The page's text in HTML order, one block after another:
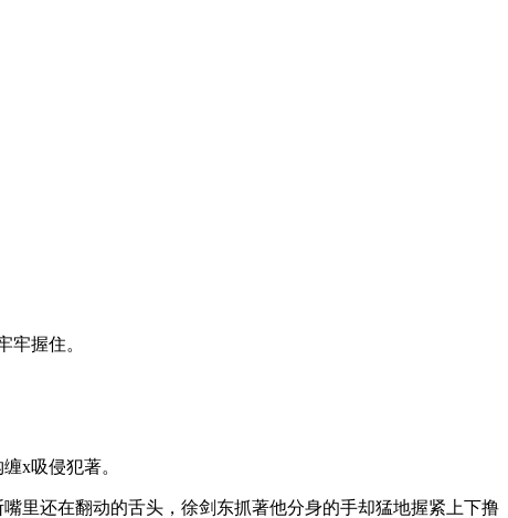
牢握住。
x吸侵犯著。
里还在翻动的舌头，徐剑东抓著他分身的手却猛地握紧上下撸